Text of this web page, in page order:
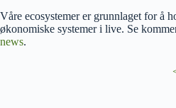
Våre ecosystemer er grunnlaget for å
økonomiske systemer i live. Se
news.